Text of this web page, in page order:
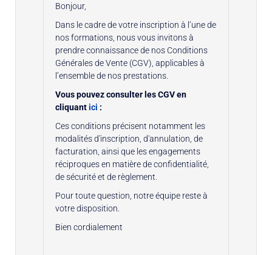
Bonjour,
Dans le cadre de votre inscription à l’une de
nos formations, nous vous invitons à
prendre connaissance de nos Conditions
Générales de Vente (CGV), applicables à
l’ensemble de nos prestations.
Vous pouvez consulter les CGV en
cliquantici :
Ces conditions précisent notamment les
modalités d'inscription, d'annulation, de
facturation, ainsi que les engagements
réciproques en matière de confidentialité,
de sécurité et de règlement.
Pour toute question, notre équipe reste à
votre disposition.
Bien cordialement